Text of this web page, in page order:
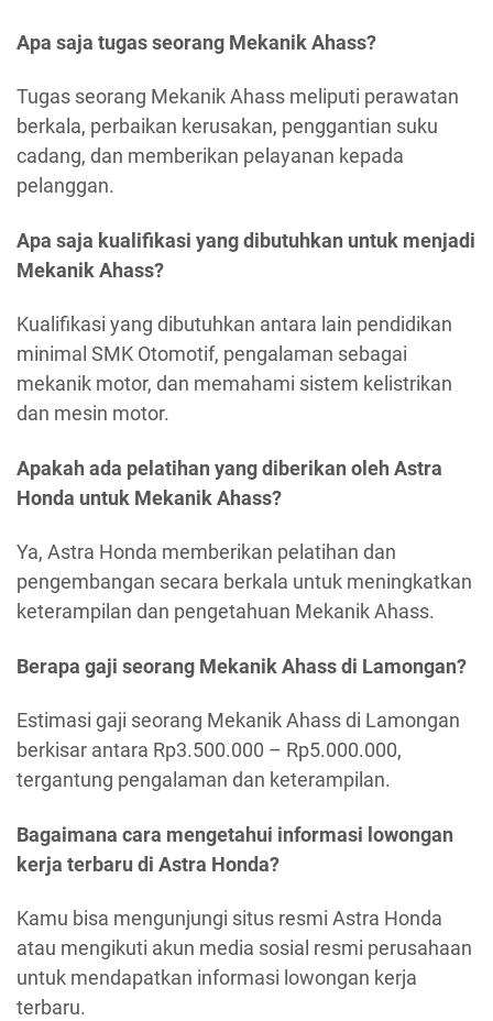
Apa saja tugas seorang Mekanik Ahass?
Tugas seorang Mekanik Ahass meliputi perawatan
berkala, perbaikan kerusakan, penggantian suku
cadang, dan memberikan pelayanan kepada
pelanggan.
Apa saja kualifikasi yang dibutuhkan untuk menjadi
Mekanik Ahass?
Kualifikasi yang dibutuhkan antara lain pendidikan
minimal SMK Otomotif, pengalaman sebagai
mekanik motor, dan memahami sistem kelistrikan
dan mesin motor.
Apakah ada pelatihan yang diberikan oleh Astra
Honda untuk Mekanik Ahass?
Ya, Astra Honda memberikan pelatihan dan
pengembangan secara berkala untuk meningkatkan
keterampilan dan pengetahuan Mekanik Ahass.
Berapa gaji seorang Mekanik Ahass di Lamongan?
Estimasi gaji seorang Mekanik Ahass di Lamongan
berkisar antara Rp3.500.000 – Rp5.000.000,
tergantung pengalaman dan keterampilan.
Bagaimana cara mengetahui informasi lowongan
kerja terbaru di Astra Honda?
Kamu bisa mengunjungi situs resmi Astra Honda
atau mengikuti akun media sosial resmi perusahaan
untuk mendapatkan informasi lowongan kerja
terbaru.